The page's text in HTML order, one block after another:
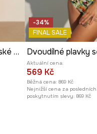
přizpůsobení.
Plavkové kalhotky dámské květinové
-34%
FINAL SALE
Aktuální cena:
569 Kč
Běžná cena: 869 Kč
Nejnižší cena za
poskytnutím slevy: 869 Kč